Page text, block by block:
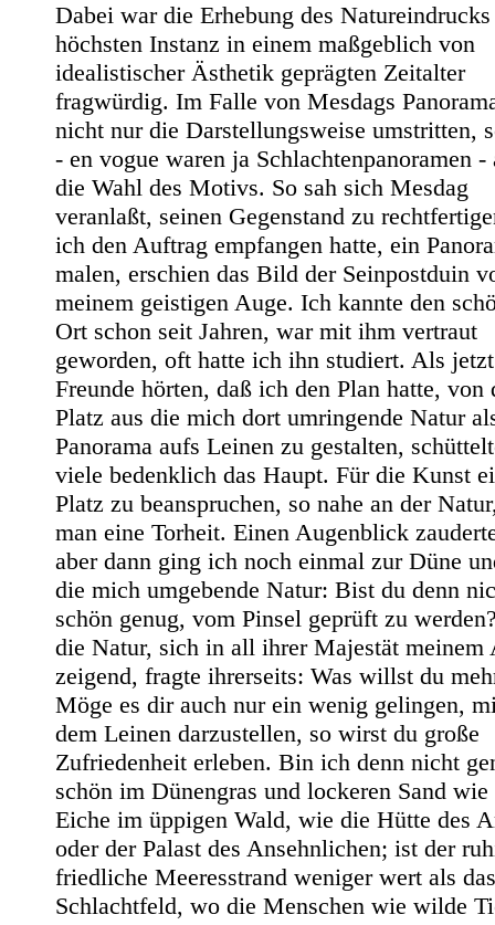
Dabei war die Erhebung des
höchsten Instanz in einem maßgeblich von
idealistischer Ästhetik geprägten Zeitalter
fragwürdig. Im Falle von Mesdags
nicht nur die Darstellungsweise umstritten,
- en vogue waren ja Schlachtenpanoramen -
die Wahl des Motivs. So sah sich Mesdag
veranlaßt, seinen Gegenstand zu
ich den Auftrag empfangen hatte, ein
malen, erschien das Bild der Seinpostduin
meinem geistigen Auge. Ich kannte den
Ort schon seit Jahren, war mit ihm vertraut
geworden, oft hatte ich ihn studiert. Als
Freunde hörten, daß ich den Plan hatte, von
Platz aus die mich dort umringende Natur
Panorama aufs Leinen zu gestalten,
viele bedenklich das Haupt. Für die Kunst
Platz zu beanspruchen, so nahe an der
man eine Torheit. Einen Augenblick
aber dann ging ich noch einmal zur Düne
die mich umgebende Natur: Bist du denn
schön genug, vom Pinsel geprüft zu
die Natur, sich in all ihrer Majestät meinem
zeigend, fragte ihrerseits: Was willst du
Möge es dir auch nur ein wenig gelingen,
dem Leinen darzustellen, so wirst du große
Zufriedenheit erleben. Bin ich denn nicht
schön im Dünengras und lockeren Sand wie
Eiche im üppigen Wald, wie die Hütte des
oder der Palast des Ansehnlichen; ist der
friedliche Meeresstrand weniger wert als
Schlachtfeld, wo die Menschen wie wilde